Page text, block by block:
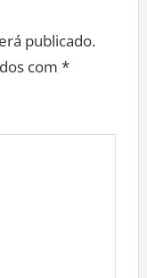
publicado.
com *